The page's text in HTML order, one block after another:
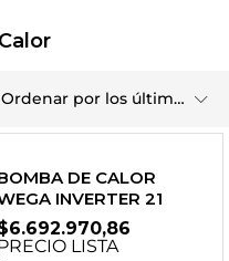
Ordenar por los últimos
DE CALOR
INVERTER 21
6.692.970,86
LISTA